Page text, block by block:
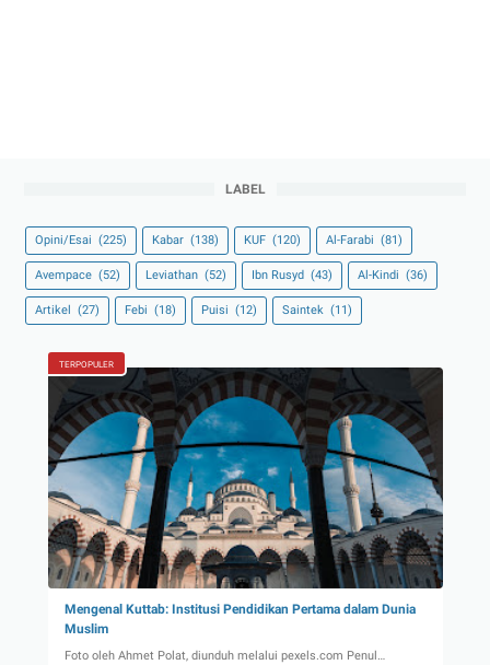
LABEL
Opini/Esai (225) Kabar (138) KUF (120) Al-Farabi (81)
Avempace (52) Leviathan (52) Ibn Rusyd (43) Al-Kindi (36)
Artikel (27) Febi (18) Puisi (12) Saintek (11)
TERPOPULER
Mengenal Kuttab: Institusi Pendidikan Pertama dalam Dunia
Muslim
Foto oleh Ahmet Polat, diunduh melalui pexels.com Penul…